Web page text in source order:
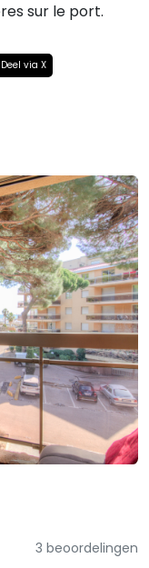
sur le port.
Deel via X
3 beoordelingen